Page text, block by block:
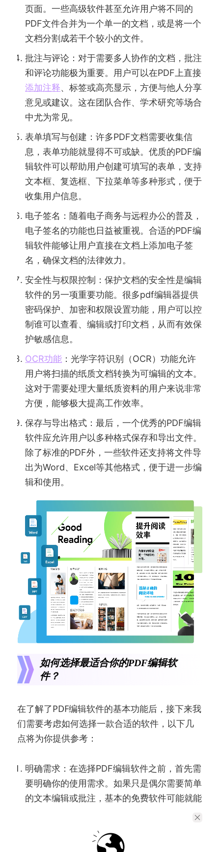
页面。一些高级软件甚至允许用户将不同的
PDF文件合并为一个单一的文档，或是将一个
文档分割成若干个较小的文件。
批注与评论：对于需要多人协作的文档，批注
和评论功能极为重要。用户可以在PDF上直接
添加注释、标签或高亮显示，方便与他人分享
意见或建议。这在团队合作、学术研究等场合
中尤为常见。
表单填写与创建：许多PDF文档需要收集信
息，表单功能就显得不可或缺。优质的PDF编
辑软件可以帮助用户创建可填写的表单，支持
文本框、复选框、下拉菜单等多种形式，便于
收集用户信息。
电子签名：随着电子商务与远程办公的普及，
电子签名的功能也日益被重视。合适的PDF编
辑软件能够让用户直接在文档上添加电子签
名，确保文档的法律效力。
安全性与权限控制：保护文档的安全性是编辑
软件的另一项重要功能。很多pdf编辑器提供
密码保护、加密和权限设置功能，用户可以控
制谁可以查看、编辑或打印文档，从而有效保
护敏感信息。
OCR功能 ：光学字符识别（OCR）功能允许
用户将扫描的纸质文档转换为可编辑的文本。
这对于需要处理大量纸质资料的用户来说非常
方便，能够极大提高工作效率。
保存与导出格式：最后，一个优秀的PDF编辑
软件应允许用户以多种格式保存和导出文件。
除了标准的PDF外，一些软件还支持将文件导
出为Word、Excel等其他格式，便于进一步编
辑和使用。
如何选择最适合你的PDF编辑软
件？
在了解了PDF编辑软件的基本功能后，接下来我
们需要考虑如何选择一款合适的软件，以下几
点将为你提供参考：
明确需求：在选择PDF编辑软件之前，首先需
要明确你的使用需求。如果只是偶尔需要简单
的文本编辑或批注，基本的免费软件可能就能
满足要求；如果需要进行专业的文档处理和复